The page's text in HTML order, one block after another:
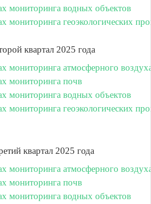
мониторинга водных объектов
мониторинга геоэкологических
квартал 2025 года
мониторинга атмосферного
мониторинга почв
мониторинга водных объектов
мониторинга геоэкологических
квартал 2025 года
мониторинга атмосферного
мониторинга почв
мониторинга водных объектов